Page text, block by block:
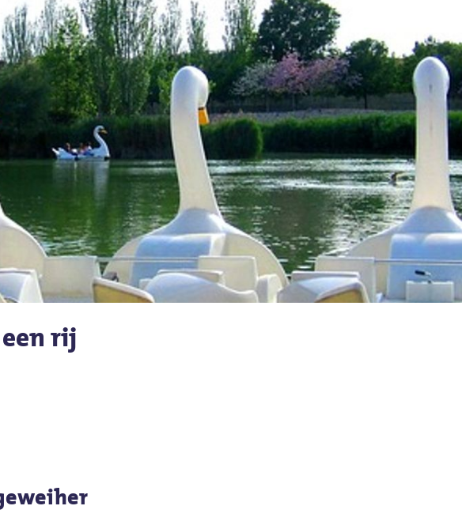
rij